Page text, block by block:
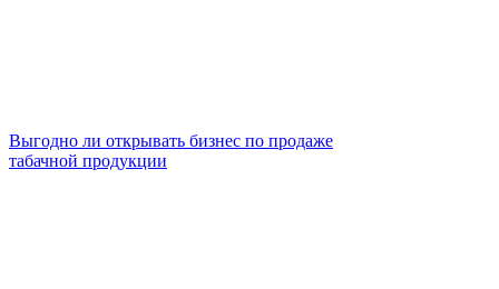
Выгодно ли открывать бизнес по продаже
табачной продукции